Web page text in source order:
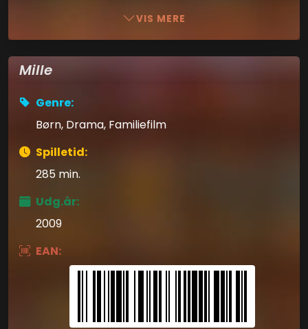
VIS MERE
Mille
Genre:
Børn, Drama, Familiefilm
Spilletid:
285 min.
Udg.år:
2009
EAN: